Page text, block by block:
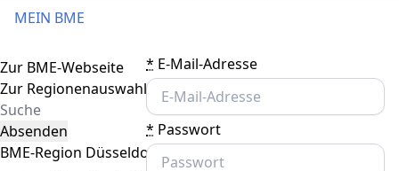
MEIN BME
* E-Mail-Adresse
* Passwort
Toggle navigation
Zur BME-Webseite
Zur Regionenauswahl
Absenden
BME-Region Düsseldorf/Mittlerer Niederrhein